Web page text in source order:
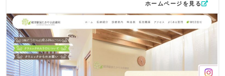
SEO対策では、「静岡市」「葵区」「皮膚科」「美容皮膚
科」など地域性と診療内容の主要キーワードを効果的に配
置。meta情報では、土曜午後診療や一般皮膚科と美容皮膚
科の双方に対応している点を明確にし、幅広い検索意図に
応えられる構成としています。
全体として、まじま皮フ科クリニック様が大切にする“安心
みやすいトーンでまとめました。小さなお子さまからご高
齢の方まで安心して受診できるよう、読み手が自然と不安
を手放せるような構成にこだわりました。院長が母親とし
ての視点を持つ点もやさしく伝わるよう丁寧に表現してい
ます。
デザイン面では、ロゴマークにも用いられている淡いピン
クと水色を基調とし、丘をイメージした柔らかなビジュア
ホームページを見る